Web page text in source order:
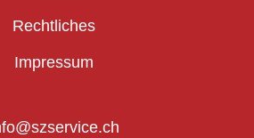
Rechtliches
Impressum